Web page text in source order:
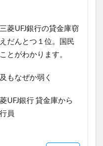
菱UFJ銀行の貸金庫窃
だんとつ１位。国民
とがわかります。
もなぜか弱く
UFJ銀行 貸金庫から
員